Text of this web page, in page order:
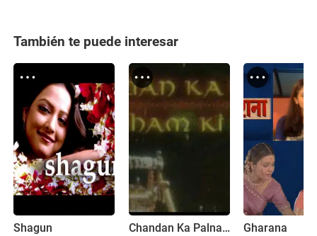
También te puede interesar
Shagun Chandan Ka Palna Resham Ki Dori Gharana